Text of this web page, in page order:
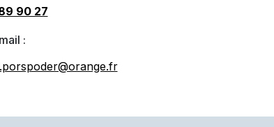
90 27
: